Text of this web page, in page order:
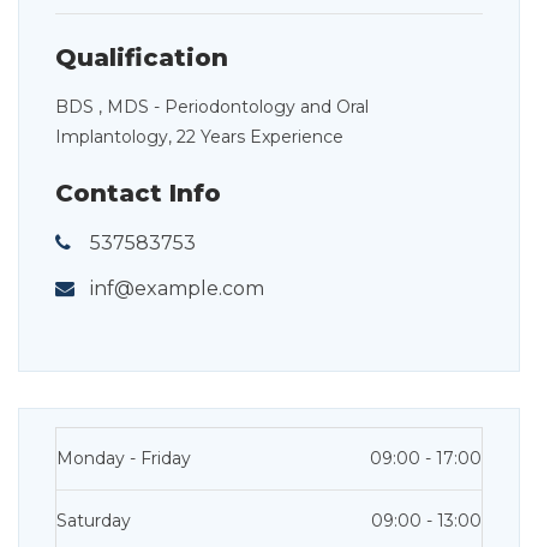
Qualification
BDS , MDS - Periodontology and Oral
Implantology, 22 Years Experience
Contact Info
537583753
inf@example.com
Monday - Friday 09:00 - 17:00
Saturday 09:00 - 13:00